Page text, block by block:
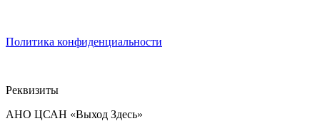
Политика конфиденциальности
Реквизиты
АНО ЦСАН «Выход Здесь»